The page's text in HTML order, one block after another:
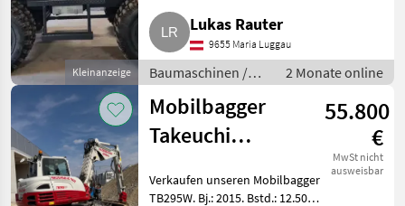
Kleinanzeige
80, evt. mit Holzzange. Wenig
Bstd. Reifen sind neu.
Hauptarm-Zylinder neu. Die
Pumpe für den Fahrant
Lukas Rauter
9655 Maria Luggau
Baumaschinen /
Mobilbagger
2 Monate online
Mobilbagger
Takeuchi
55.800
€
MwSt nicht
ausweisbar
Verkaufen unseren Mobilbagger
TB295W. Bj.: 2015. Bstd.: 12.500,